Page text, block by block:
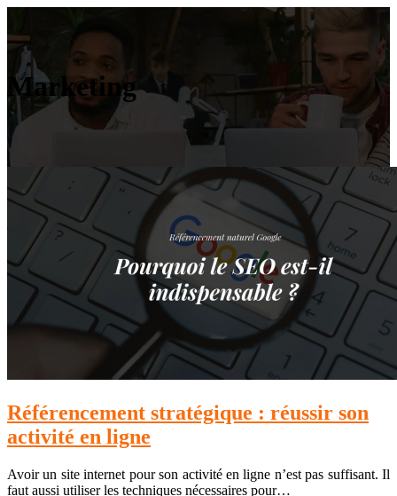
Marketing
Référencement stratégique : réussir son
activité en ligne
Avoir un site internet pour son activité en ligne n’est pas suffisant. Il
faut aussi utiliser les techniques nécessaires pour…